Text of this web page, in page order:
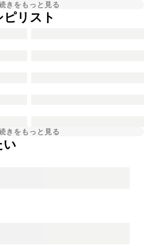
きをもっと見る
リスト
きをもっと見る
い